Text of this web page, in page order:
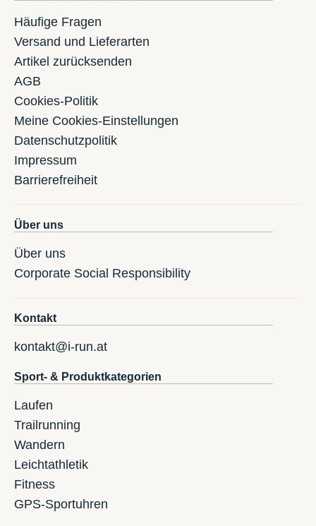
Häufige Fragen
Versand und Lieferarten
Artikel zurücksenden
AGB
Cookies-Politik
Meine Cookies-Einstellungen
Datenschutzpolitik
Impressum
Barrierefreiheit
Über uns
Über uns
Corporate Social Responsibility
Kontakt
kontakt@i-run.at
Sport- & Produktkategorien
Laufen
Trailrunning
Wandern
Leichtathletik
Fitness
GPS-Sportuhren